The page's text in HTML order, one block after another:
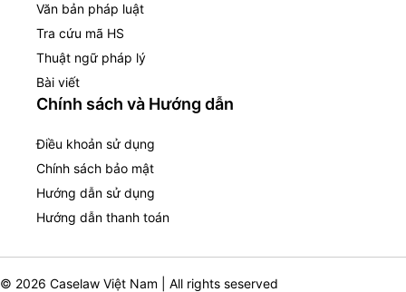
Văn bản pháp luật
Tra cứu mã HS
Thuật ngữ pháp lý
Bài viết
Chính sách và Hướng dẫn
Điều khoản sử dụng
Chính sách bảo mật
Hướng dẫn sử dụng
Hướng dẫn thanh toán
© 2026 Caselaw Việt Nam | All rights seserved